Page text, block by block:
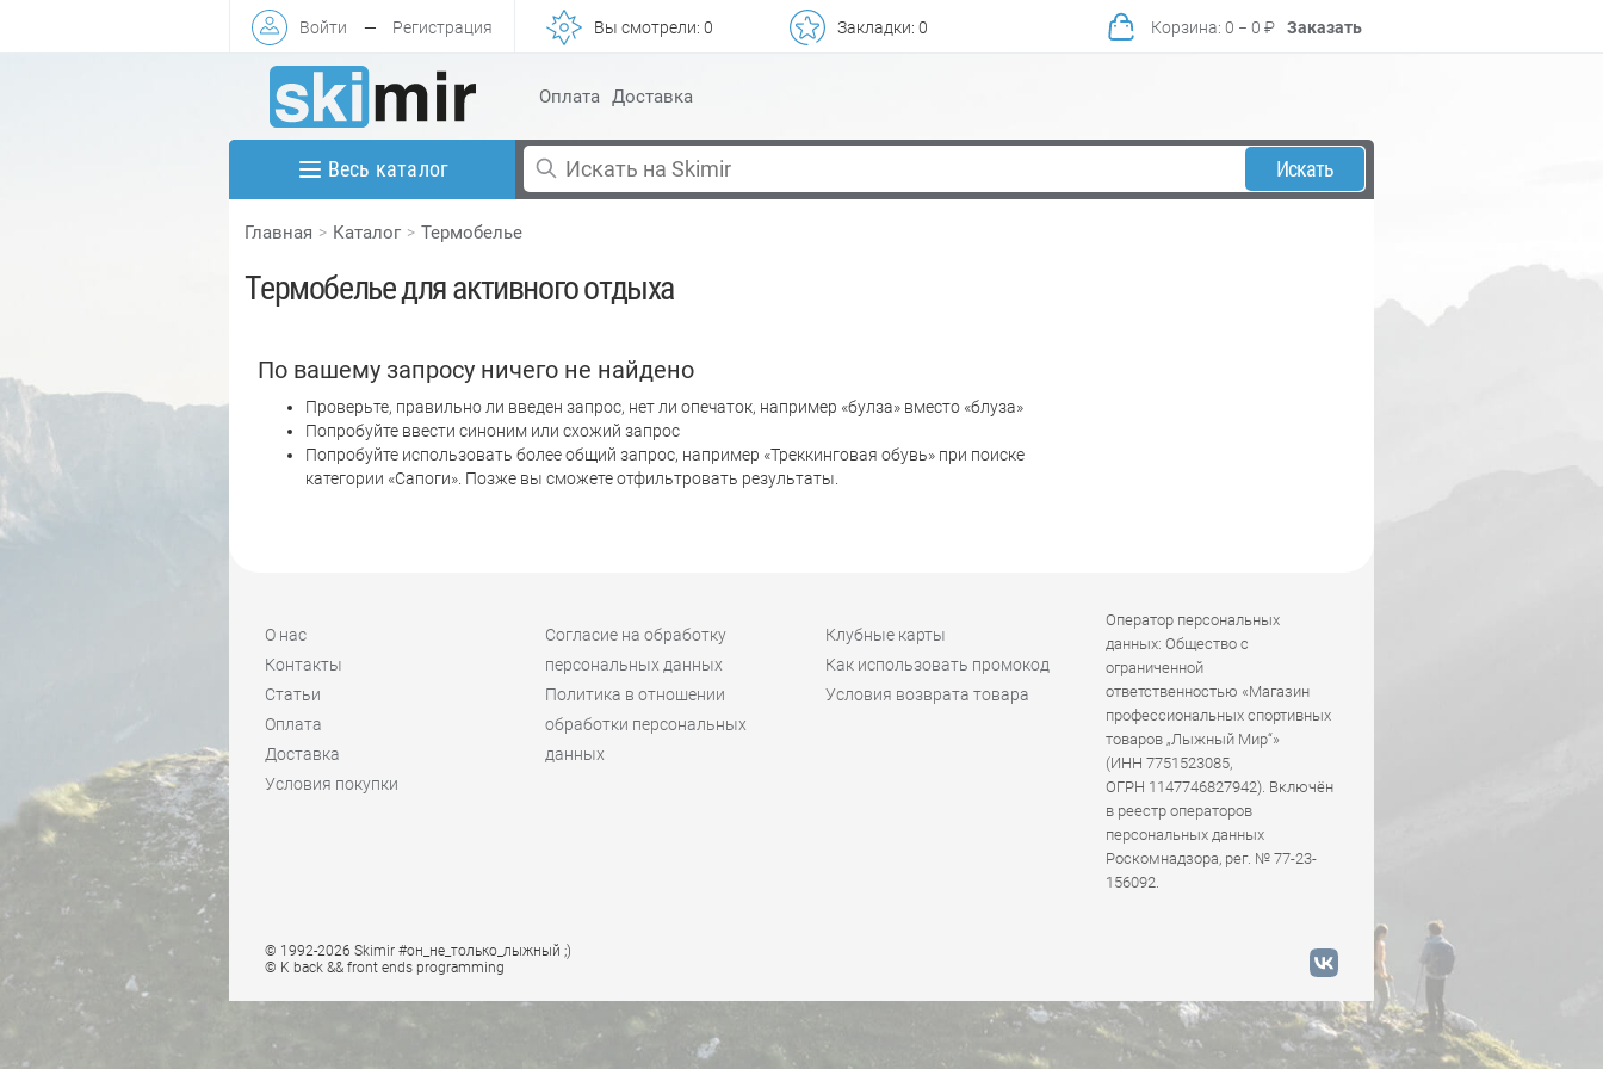
Войти — Регистрация Вы смотрели: 0 Закладки: 0 Корзина: 0 − 0 ₽ Заказать
Оплата Доставка
Весь каталог Искать
Главная Каталог Термобелье
Термобелье для активного отдыха
По вашему запросу ничего не найдено
Проверьте, правильно ли введен запрос, нет ли опечаток, например «булза» вместо «блуза»
Попробуйте ввести синоним или схожий запрос
Попробуйте использовать более общий запрос, например «Треккинговая обувь» при поиске
категории «Сапоги». Позже вы сможете отфильтровать результаты.
О нас
Контакты
Статьи
Оплата
Доставка
Условия покупки
Согласие на обработку
персональных данных
Политика в отношении
обработки персональных
данных
Клубные карты
Как использовать промокод
Условия возврата товара
Оператор персональных
данных: Общество с
ограниченной
ответственностью «Магазин
профессиональных спортивных
товаров „Лыжный Мир“»
(ИНН 7751523085,
ОГРН 1147746827942). Включён
в реестр операторов
персональных данных
Роскомнадзора, рег. № 77-23-
156092.
© 1992-2026 Skimir #он_не_только_лыжный ;)
© K back && front ends programming